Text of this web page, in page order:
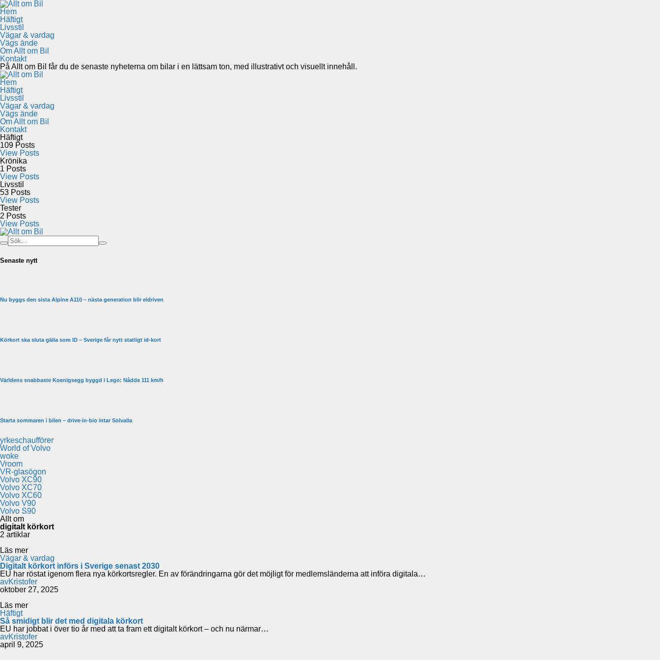
Hem
Häftigt
Livsstil
Vägar & vardag
Vägs ände
Om Allt om Bil
Kontakt
På Allt om Bil får du de senaste nyheterna om bilar i en lättsam ton, med illustrativt och visuellt innehåll.
Hem
Häftigt
Livsstil
Vägar & vardag
Vägs ände
Om Allt om Bil
Kontakt
Häftigt
109 Posts
View Posts
Krönika
1 Posts
View Posts
Livsstil
53 Posts
View Posts
Tester
2 Posts
View Posts
Senaste nytt
Nu byggs den sista Alpine A110 – nästa generation blir eldriven
Körkort ska sluta gälla som ID – Sverige får nytt statligt id-kort
Världens snabbaste Koenigsegg byggd i Lego: Nådde 111 km/h
Starta sommaren i bilen – drive-in-bio intar Solvalla
yrkeschaufförer
World of Volvo
woke
Vroom
VR-glasögon
Volvo XC90
Volvo XC70
Volvo XC60
Volvo V90
Volvo S90
Allt om
digitalt körkort
2 artiklar
Läs mer
Vägar & vardag
Digitalt körkort införs i Sverige senast 2030
EU har röstat igenom flera nya körkortsregler. En av förändringarna gör det möjligt för medlemsländerna att införa digitala…
avKristofer
oktober 27, 2025
Läs mer
Häftigt
Så smidigt blir det med digitala körkort
EU har jobbat i över tio år med att ta fram ett digitalt körkort – och nu närmar…
avKristofer
april 9, 2025